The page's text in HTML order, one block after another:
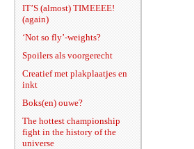
IT’S (almost) TIMEEEE!
(again)
‘Not so fly’-weights?
Spoilers als voorgerecht
Creatief met plakplaatjes en
inkt
Boks(en) ouwe?
The hottest championship
fight in the history of the
universe